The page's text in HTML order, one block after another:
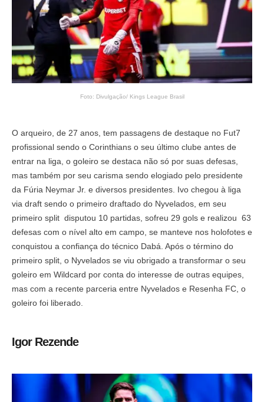
Foto: Divulgação/ Kings League Brasil
O arqueiro, de 27 anos, tem passagens de destaque no Fut7
profissional sendo o Corinthians o seu último clube antes de
entrar na liga, o goleiro se destaca não só por suas defesas,
mas também por seu carisma sendo elogiado pelo presidente
da Fúria Neymar Jr. e diversos presidentes. Ivo chegou à liga
via draft sendo o primeiro draftado do Nyvelados, em seu
primeiro split disputou 10 partidas, sofreu 29 gols e realizou 63
defesas com o nível alto em campo, se manteve nos holofotes e
conquistou a confiança do técnico Dabá. Após o término do
primeiro split, o Nyvelados se viu obrigado a transformar o seu
goleiro em Wildcard por conta do interesse de outras equipes,
mas com a recente parceria entre Nyvelados e Resenha FC, o
goleiro foi liberado.
Igor Rezende